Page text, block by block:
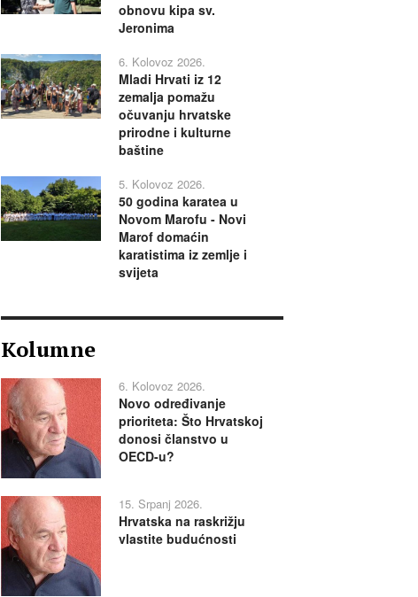
obnovu kipa sv.
Jeronima
6. Kolovoz 2026.
Mladi Hrvati iz 12
zemalja pomažu
očuvanju hrvatske
prirodne i kulturne
baštine
5. Kolovoz 2026.
50 godina karatea u
Novom Marofu - Novi
Marof domaćin
karatistima iz zemlje i
svijeta
Kolumne
6. Kolovoz 2026.
Novo određivanje
prioriteta: Što Hrvatskoj
donosi članstvo u
OECD-u?
15. Srpanj 2026.
Hrvatska na raskrižju
vlastite budućnosti